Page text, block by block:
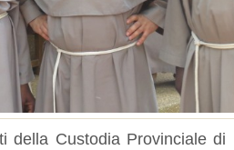
della Custodia Provinciale di